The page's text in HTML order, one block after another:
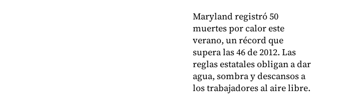
Maryland registró 50
muertes por calor este
verano, un récord que
supera las 46 de 2012. Las
reglas estatales obligan a dar
agua, sombra y descansos a
los trabajadores al aire libre.